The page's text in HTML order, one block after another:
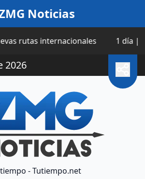
Noticias
internacionales 1 día | Catean
2026
- Tutiempo.net